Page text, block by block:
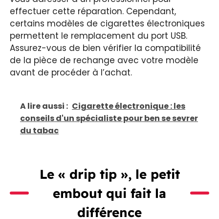
effectuer cette réparation. Cependant,
certains modèles de cigarettes électroniques
permettent le remplacement du port USB.
Assurez-vous de bien vérifier la compatibilité
de la pièce de rechange avec votre modèle
avant de procéder à l’achat.
A lire aussi : Cigarette électronique : les
conseils d'un spécialiste pour ben se sevrer
du tabac
Le « drip tip », le petit
embout qui fait la
différence